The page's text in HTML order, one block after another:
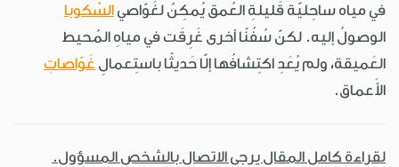
في مياه ساحِليّة قَليلةِ العُمق يُمكِنُ لغَوّاصي السْكوبا
الوصولُ إليه. لكنّ سُفُنًا أخرى غَرِقَت في مياهِ المُحيط
العَميقة، ولم يُعَدِ اكتِشافُها إلّا حَديثًا باستِعمالِ غَوّاصاتِ
الأَعماق.
لقراءة كامل المقال يرجى الاتصال بالشخص المسؤول.